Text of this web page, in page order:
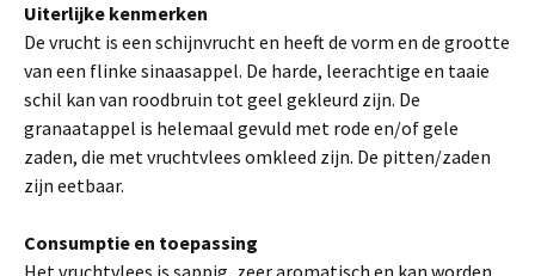
Uiterlijke kenmerken
De vrucht is een schijnvrucht en heeft de vorm en de grootte
van een flinke sinaasappel. De harde, leerachtige en taaie
schil kan van roodbruin tot geel gekleurd zijn. De
granaatappel is helemaal gevuld met rode en/of gele
zaden, die met vruchtvlees omkleed zijn. De pitten/zaden
zijn eetbaar.
Consumptie en toepassing